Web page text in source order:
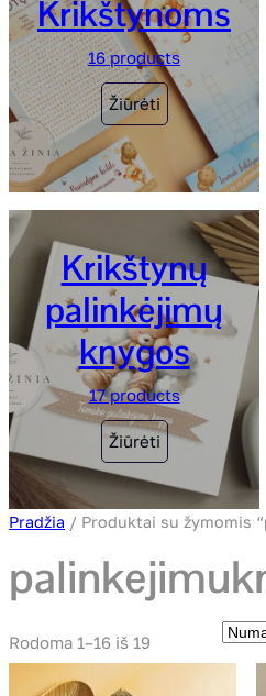
Krikštynoms
16 products
Žiūrėti
Krikštynų
palinkėjimų
knygos
17 products
Žiūrėti
Pradžia / Produktai su žymomis
Rodoma 1–16 iš 19